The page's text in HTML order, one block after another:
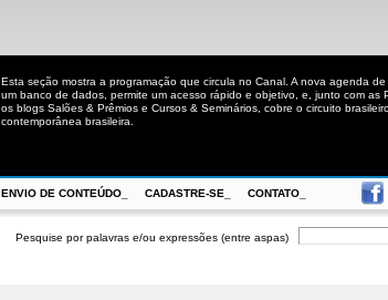
Esta seção mostra a programação que circula no Canal. A nova agenda
um banco de dados, permite um acesso rápido e objetivo, e, junto com as
os blogs Salões & Prêmios e Cursos & Seminários, cobre o circuito
contemporânea brasileira.
ENVIO DE CONTEÚDO_ CADASTRE-SE_ CONTATO_
Pesquise por palavras e/ou expressões (entre aspas)